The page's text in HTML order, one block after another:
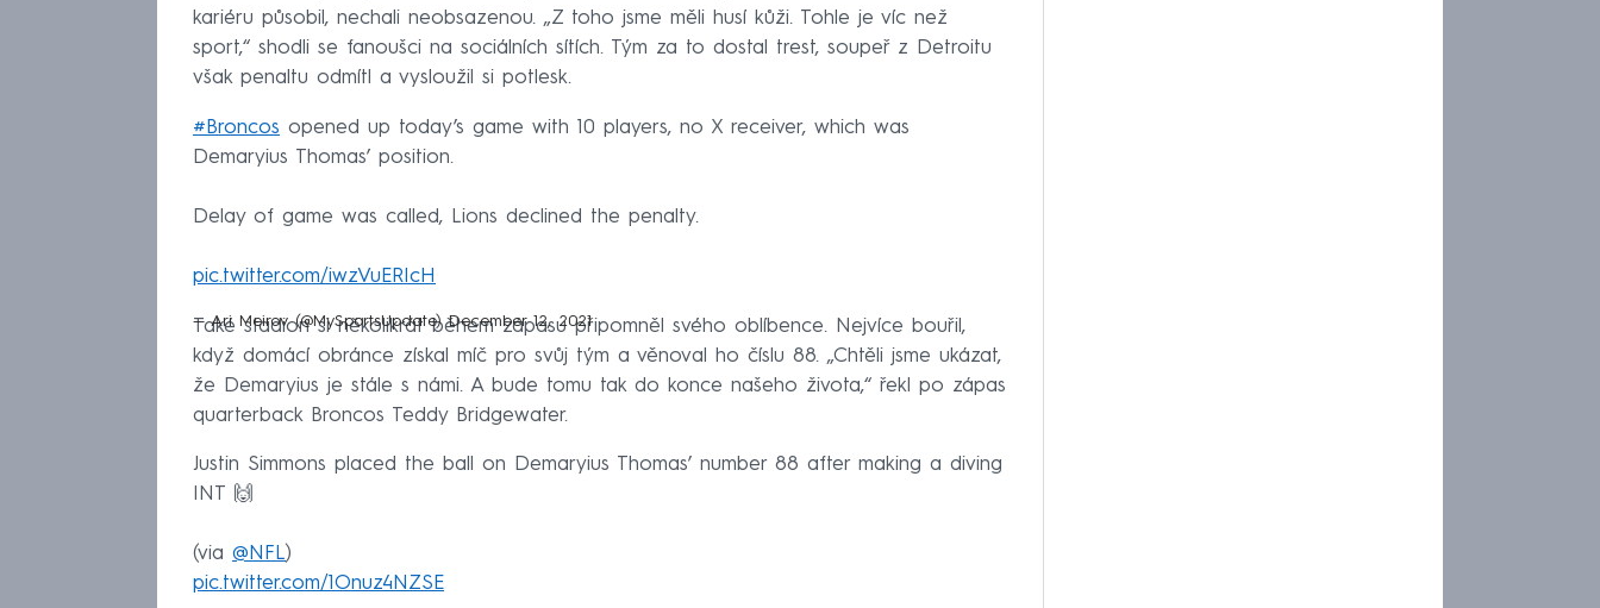
kariéru působil, nechali neobsazenou. „Z toho jsme měli husí kůži. Tohle je víc než
sport,“ shodli se fanoušci na sociálních sítích. Tým za to dostal trest, soupeř z Detroitu
však penaltu odmítl a vysloužil si potlesk.
#Broncos opened up today’s game with 10 players, no X receiver, which was
Demaryius Thomas’ position.
Delay of game was called, Lions declined the penalty.
pic.twitter.com/iwzVuERIcH
— Ari Meirov (@MySportsUpdate)December 12, 2021
Také stadion si několikrát během zápasu připomněl svého oblíbence. Nejvíce bouřil,
když domácí obránce získal míč pro svůj tým a věnoval ho číslu 88. „Chtěli jsme ukázat,
že Demaryius je stále s námi. A bude tomu tak do konce našeho života,“ řekl po zápas
quarterback Broncos Teddy Bridgewater.
Justin Simmons placed the ball on Demaryius Thomas’ number 88 after making a diving
INT 🙌
(via @NFL)
pic.twitter.com/1Onuz4NZSE